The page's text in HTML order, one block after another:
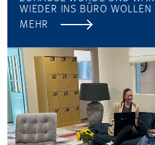
WIEDER INS BÜRO WOLLEN
MEHR